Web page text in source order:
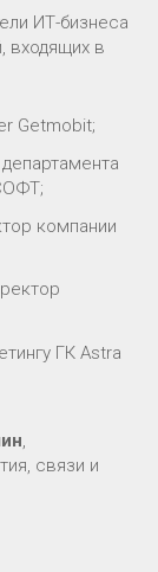
ИТ-бизнеса
входящих в
Getmobit;
компании
ГК Astra
связи и